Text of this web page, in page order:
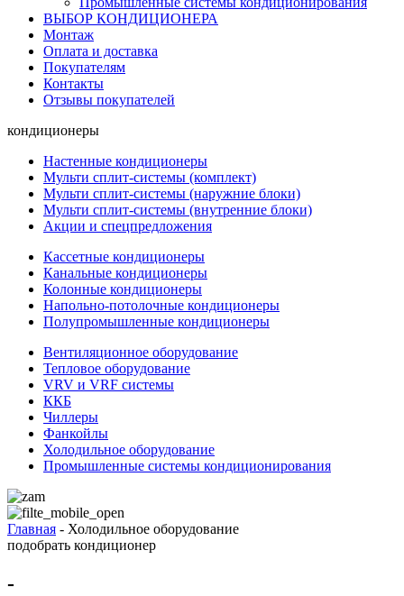
ВЫБОР КОНДИЦИОНЕРА
Монтаж
Оплата и доставка
Покупателям
Контакты
Отзывы покупателей
кондиционеры
Настенные кондиционеры
Мульти сплит-системы (комплект)
Мульти сплит-системы (наружние блоки)
Мульти сплит-системы (внутренние блоки)
Акции и спецпредложения
Кассетные кондиционеры
Канальные кондиционеры
Колонные кондиционеры
Напольно-потолочные кондиционеры
Полупромышленные кондиционеры
Вентиляционное оборудование
Тепловое оборудование
VRV и VRF системы
ККБ
Чиллеры
Фанкойлы
Холодильное оборудование
Промышленные системы кондиционирования
Главная - Холодильное оборудование
подобрать кондиционер
-